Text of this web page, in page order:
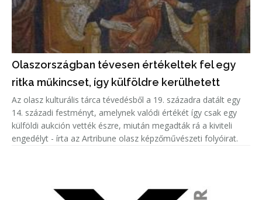
Olaszországban tévesen értékeltek fel egy
ritka műkincset, így külföldre kerülhetett
Az olasz kulturális tárca tévedésből a 19. századra datált egy
14. századi festményt, amelynek valódi értékét így csak egy
külföldi aukción vették észre, miután megadták rá a kiviteli
engedélyt - írta az Artribune olasz képzőművészeti folyóirat.